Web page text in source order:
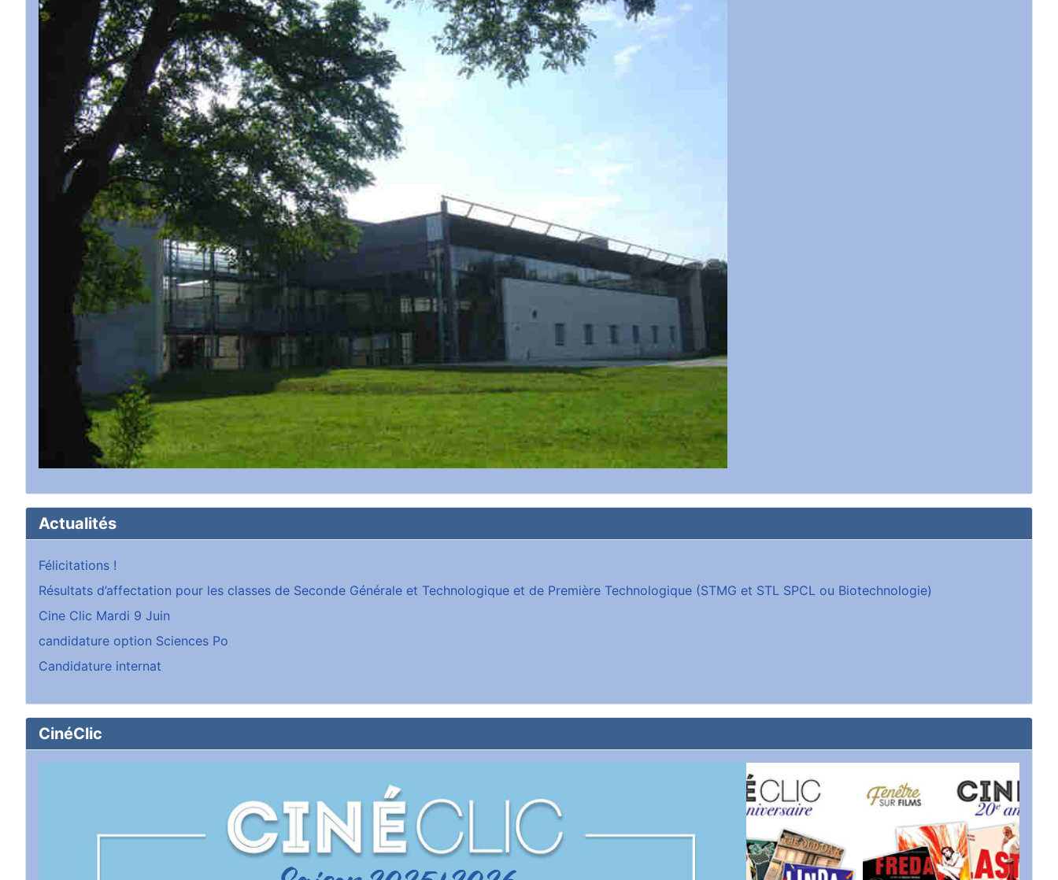
Actualités
Félicitations !
Résultats d’affectation pour les classes de Seconde Générale et Technologique et de Première Technologique (STMG et STL SPCL ou Biotechnologie)
Cine Clic Mardi 9 Juin
candidature option Sciences Po
Candidature internat
CinéClic